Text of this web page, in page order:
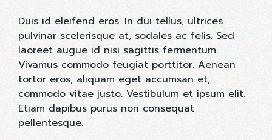
Duis id eleifend eros. In dui tellus, ultrices
pulvinar scelerisque at, sodales ac felis. Sed
laoreet augue id nisi sagittis fermentum.
Vivamus commodo feugiat porttitor. Aenean
tortor eros, aliquam eget accumsan et,
commodo vitae justo. Vestibulum et ipsum elit.
Etiam dapibus purus non consequat
pellentesque.